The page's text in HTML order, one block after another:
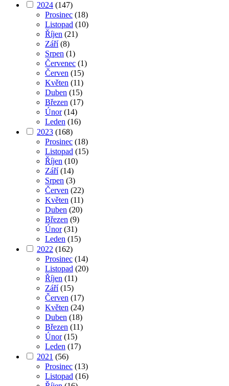
2024 (147)
Prosinec (18)
Listopad (10)
Říjen (21)
Září(8)
Srpen (1)
Červenec (1)
Červen (15)
Květen (11)
Duben (15)
Březen (17)
Únor(14)
Leden (16)
2023 (168)
Prosinec (18)
Listopad (15)
Říjen (10)
Září(14)
Srpen (3)
Červen (22)
Květen (11)
Duben (20)
Březen (9)
Únor(31)
Leden (15)
2022 (162)
Prosinec (14)
Listopad (20)
Říjen (11)
Září(15)
Červen (17)
Květen (24)
Duben (18)
Březen (11)
Únor(15)
Leden (17)
2021 (56)
Prosinec (13)
Listopad (16)